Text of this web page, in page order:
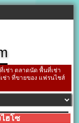
เช่า ตลาดนัด พื้นที่เช่า
ช่า ที่ขายของ แฟรนไชส์
ไฮโซ